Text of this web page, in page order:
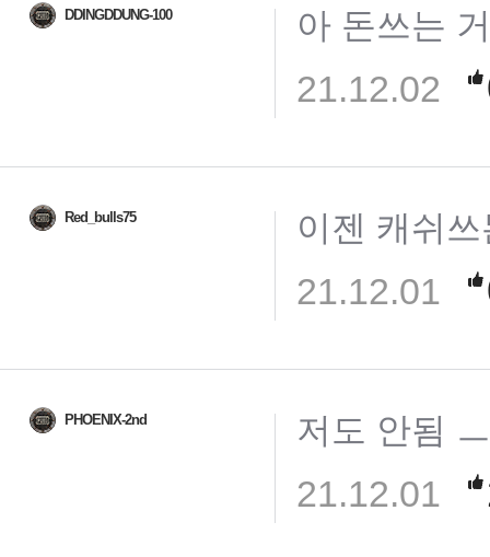
DDINGDDUNG-100 아 돈쓰는
21.12.02
Red_bulls75 이젠 캐쉬
21.12.01
PHOENIX-2nd 저도 안됨
21.12.01